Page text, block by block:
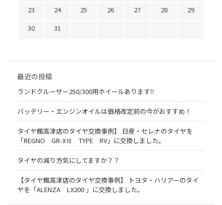
23
24 25 26 27 28
29
30
31
最近の投稿
ランドクルーザー250/300用ホイールあります‼
バッテリー・エンジンオイルは価格改定前の今がおすすめ！
タイヤ館高津店のタイヤ交換事例】 日産・セレナのタイヤを
「REGNO GR-XⅢ TYPE RV」に交換しました。
タイヤの減り方気にしてますか？？
【タイヤ館高津店のタイヤ交換事例】 トヨタ・ハリアーのタイ
ヤを「ALENZA LX200 」に交換しました。